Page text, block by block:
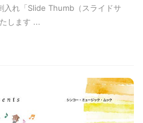
入れ「Slide Thumb（スライドサ
します ...